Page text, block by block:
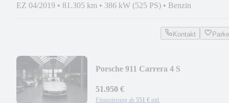
EZ 04/2019 • 81.305 km • 386 kW (525 PS) • Benzin
Kontakt
Porsche 911 Carrera 4 S
51.950 €
Finanzierung ab 551 € mtl.